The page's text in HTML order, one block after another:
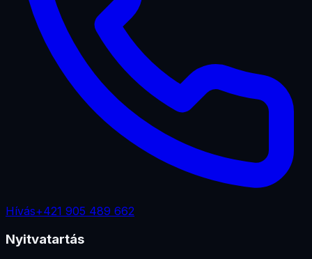
Hívás+421 905 489 662
Nyitvatartás